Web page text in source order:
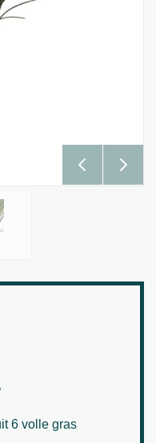
6 volle gras